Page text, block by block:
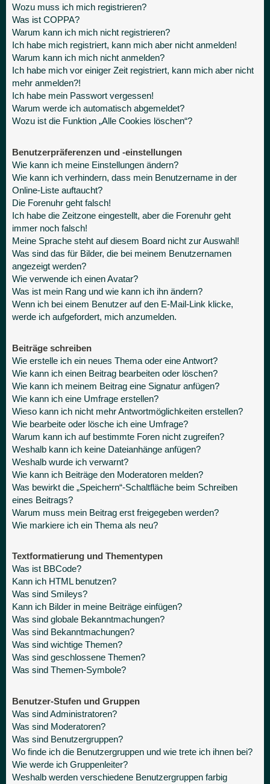
Wozu muss ich mich registrieren?
Was ist COPPA?
Warum kann ich mich nicht registrieren?
Ich habe mich registriert, kann mich aber nicht anmelden!
Warum kann ich mich nicht anmelden?
Ich habe mich vor einiger Zeit registriert, kann mich aber nicht
mehr anmelden?!
Ich habe mein Passwort vergessen!
Warum werde ich automatisch abgemeldet?
Wozu ist die Funktion „Alle Cookies löschen“?
Benutzerpräferenzen und -einstellungen
Wie kann ich meine Einstellungen ändern?
Wie kann ich verhindern, dass mein Benutzername in der
Online-Liste auftaucht?
Die Forenuhr geht falsch!
Ich habe die Zeitzone eingestellt, aber die Forenuhr geht
immer noch falsch!
Meine Sprache steht auf diesem Board nicht zur Auswahl!
Was sind das für Bilder, die bei meinem Benutzernamen
angezeigt werden?
Wie verwende ich einen Avatar?
Was ist mein Rang und wie kann ich ihn ändern?
Wenn ich bei einem Benutzer auf den E-Mail-Link klicke,
werde ich aufgefordert, mich anzumelden.
Beiträge schreiben
Wie erstelle ich ein neues Thema oder eine Antwort?
Wie kann ich einen Beitrag bearbeiten oder löschen?
Wie kann ich meinem Beitrag eine Signatur anfügen?
Wie kann ich eine Umfrage erstellen?
Wieso kann ich nicht mehr Antwortmöglichkeiten erstellen?
Wie bearbeite oder lösche ich eine Umfrage?
Warum kann ich auf bestimmte Foren nicht zugreifen?
Weshalb kann ich keine Dateianhänge anfügen?
Weshalb wurde ich verwarnt?
Wie kann ich Beiträge den Moderatoren melden?
Was bewirkt die „Speichern“-Schaltfläche beim Schreiben
eines Beitrags?
Warum muss mein Beitrag erst freigegeben werden?
Wie markiere ich ein Thema als neu?
Textformatierung und Thementypen
Was ist BBCode?
Kann ich HTML benutzen?
Was sind Smileys?
Kann ich Bilder in meine Beiträge einfügen?
Was sind globale Bekanntmachungen?
Was sind Bekanntmachungen?
Was sind wichtige Themen?
Was sind geschlossene Themen?
Was sind Themen-Symbole?
Benutzer-Stufen und Gruppen
Was sind Administratoren?
Was sind Moderatoren?
Was sind Benutzergruppen?
Wo finde ich die Benutzergruppen und wie trete ich ihnen bei?
Wie werde ich Gruppenleiter?
Weshalb werden verschiedene Benutzergruppen farbig